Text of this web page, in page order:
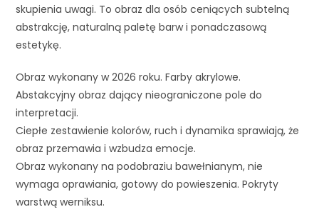
skupienia uwagi. To obraz dla osób ceniących subtelną
abstrakcję, naturalną paletę barw i ponadczasową
estetykę.
Obraz wykonany w 2026 roku. Farby akrylowe.
Abstakcyjny obraz dający nieograniczone pole do
interpretacji.
Ciepłe zestawienie kolorów, ruch i dynamika sprawiają, że
obraz przemawia i wzbudza emocje.
Obraz wykonany na podobraziu bawełnianym, nie
wymaga oprawiania, gotowy do powieszenia. Pokryty
warstwą werniksu.